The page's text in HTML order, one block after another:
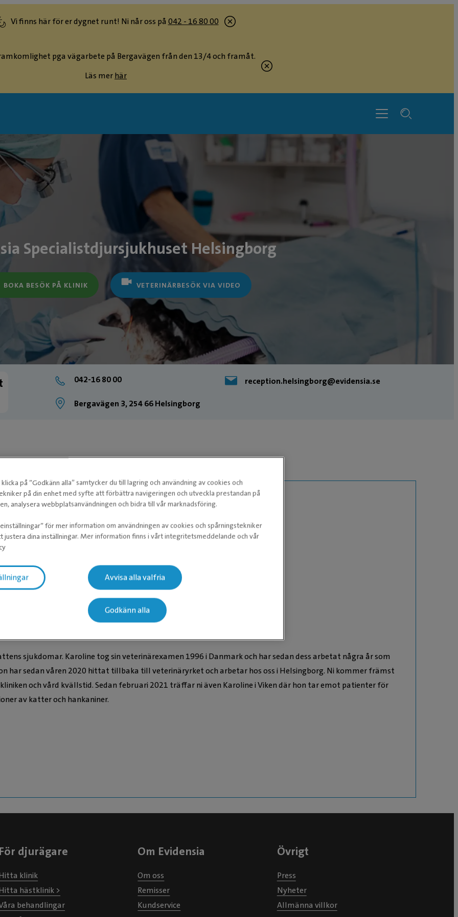
Vi finns här för er dygnet runt! Ni når oss på 042 - 16 80 00
pga vägarbete på Bergavägen från den 13/4 och framåt.
Läs merhär
Specialistdjursjukhuset Helsingborg
BOKA BESÖK PÅ KLINIK VETERINÄRBESÖK VIA VIDEO
042-16 80 00 reception.helsingborg@evidensia.se
Bergavägen 3, 254 66 Helsingborg
sjukdomar. Karoline tog sin veterinärexamen 1996 i Danmark och har sedan dess arbetat några år som
har sedan våren 2020 hittat tillbaka till veterinäryrket och arbetar hos oss i Helsingborg. Ni kommer främst
och vård kvällstid. Sedan februari 2021 träffar ni även Karoline i Viken där hon tar emot patienter för
av katter och hankaniner.
För djurägare
klinik
hästklinik >
behandlingar
Om Evidensia
Om oss
Remisser
Kundservice
Övrigt
Press
Nyheter
Allmänna villkor
på ”Godkänn alla” samtycker du till lagring och användning av cookies och
på din enhet med syfte att förbättra navigeringen och utveckla prestandan på
analysera webbplatsanvändningen och bidra till vår marknadsföring.
för mer information om användningen av cookies och spårningstekniker
justera dina inställningar. Mer information finns i vårt integritetsmeddelande och vår
Avvisa alla valfria
Godkänn alla